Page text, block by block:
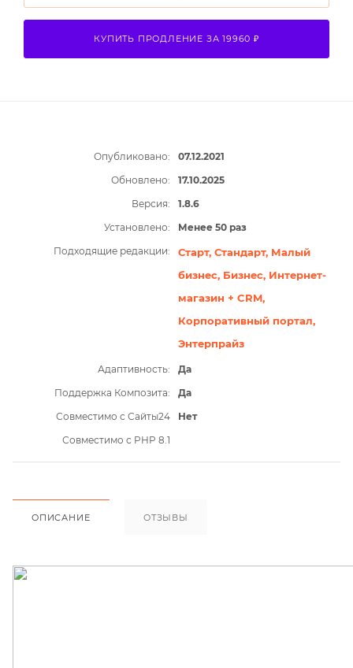
КУПИТЬ ПРОДЛЕНИЕ ЗА 19960 ₽
Опубликовано:
07.12.2021
Обновлено:
17.10.2025
Версия:
1.8.6
Установлено:
Менее 50 раз
Подходящие редакции:
Старт, Стандарт, Малый
бизнес, Бизнес, Интернет-
магазин + CRM,
Корпоративный портал,
Энтерпрайз
Адаптивность:
Да
Поддержка Композита:
Да
Совместимо с Сайты24
Нет
Совместимо с PHP 8.1
ОПИСАНИЕ ОТЗЫВЫ